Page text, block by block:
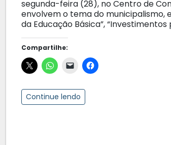
segunda-feira (28), no Centro de
envolvem o tema do municipalismo,
da Educação Básica”,
Compartilhe:
Continue lendo